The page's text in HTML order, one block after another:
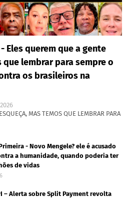
Eles querem que a gente
que lembrar para sempre o
os brasileiros na
MAS TEMOS QUE LEMBRAR PARA
- Novo Mengele? ele é acusado
a humanidade, quando poderia ter
de vidas
– Alerta sobre Split Payment revolta